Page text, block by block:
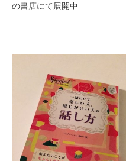
の書店にて展開中